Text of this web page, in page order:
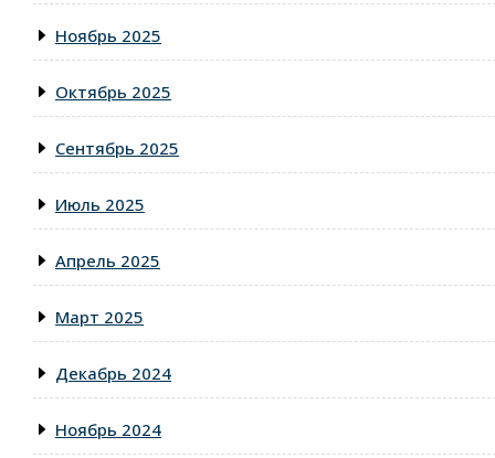
Ноябрь 2025
Октябрь 2025
Сентябрь 2025
Июль 2025
Апрель 2025
Март 2025
Декабрь 2024
Ноябрь 2024